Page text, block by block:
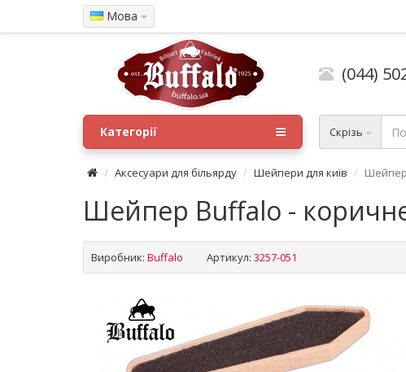
Мова
(044)
Скрізь
Категорії
Аксесуари для більярду Шейпери для київ Шейпер
Шейпер Buffalo -
Виробник: Buffalo Артикул: 3257-051